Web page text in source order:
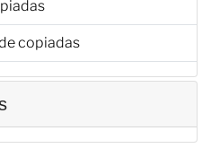
copiadas